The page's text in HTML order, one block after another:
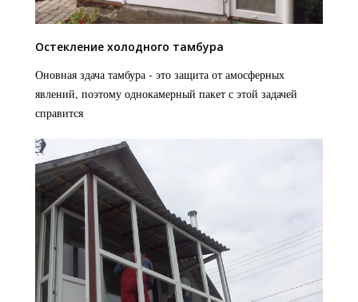
Остекление холодного тамбура
Оновная здача тамбура - это защита от амосферных
явлений, поэтому однокамерный пакет с этой задачей
справится